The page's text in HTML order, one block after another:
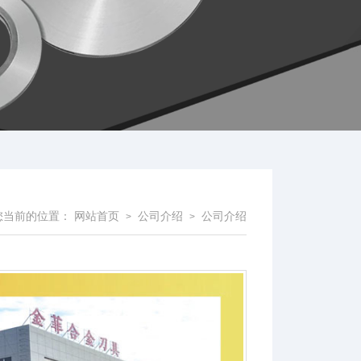
当前的位置： 网站首页 > 公司介绍 > 公司介绍